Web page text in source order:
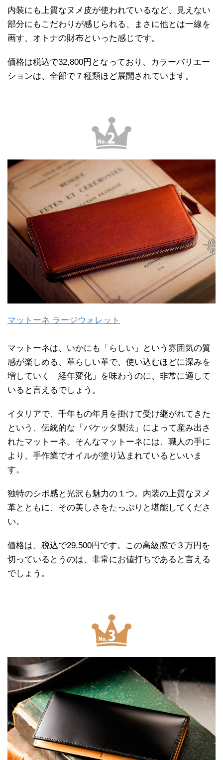
内装にも上質なヌメ皮が使われているなど、見えない
部分にもこだわりが感じられる、まさに他とは一線を
画す、オトナの財布といった感じです。
価格は税込で32,800円となっており、カラーバリエー
ションは、全部で７種類ほど展開されています。
マットーネ ラージウォレット
マットーネは、いかにも「らしい」という雰囲気の質
感が楽しめる、革らしい革で、使い込むほどに深みを
増していく「経年変化」を味わうのに、非常に適して
いると言えるでしょう。
イタリアで、千年もの年月を掛けて受け継がれてきた
という、伝統的な「バケッタ製法」によって産み出さ
れたマットーネ。そんなマットーネには、職人の手に
より、手作業でオイルが塗り込まれているといいま
す。
独特のシボ感と光沢も魅力の１つ。内装の上質なヌメ
革とともに、その美しさをたっぷりと堪能してくださ
い。
価格は、税込で29,500円です。この高級感で３万円を
切っているとうのは、非常にお値打ちであると言える
でしょう。